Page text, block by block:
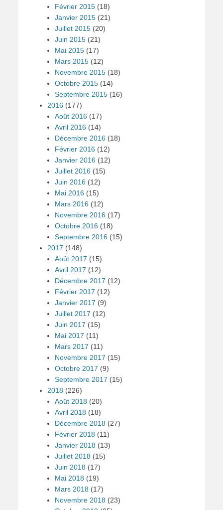
Février 2015 (18)
Janvier 2015 (21)
Juillet 2015 (20)
Juin 2015 (21)
Mai 2015 (17)
Mars 2015 (12)
Novembre 2015 (18)
Octobre 2015 (14)
Septembre 2015 (16)
2016 (177)
Août 2016 (17)
Avril 2016 (14)
Décembre 2016 (18)
Février 2016 (12)
Janvier 2016 (12)
Juillet 2016 (15)
Juin 2016 (12)
Mai 2016 (15)
Mars 2016 (12)
Novembre 2016 (17)
Octobre 2016 (18)
Septembre 2016 (15)
2017 (148)
Août 2017 (15)
Avril 2017 (12)
Décembre 2017 (12)
Février 2017 (12)
Janvier 2017 (9)
Juillet 2017 (12)
Juin 2017 (15)
Mai 2017 (11)
Mars 2017 (11)
Novembre 2017 (15)
Octobre 2017 (9)
Septembre 2017 (15)
2018 (226)
Août 2018 (20)
Avril 2018 (18)
Décembre 2018 (27)
Février 2018 (11)
Janvier 2018 (13)
Juillet 2018 (15)
Juin 2018 (17)
Mai 2018 (19)
Mars 2018 (17)
Novembre 2018 (23)